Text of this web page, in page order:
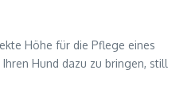
Höhe für die Pflege eines
Hund dazu zu bringen, still